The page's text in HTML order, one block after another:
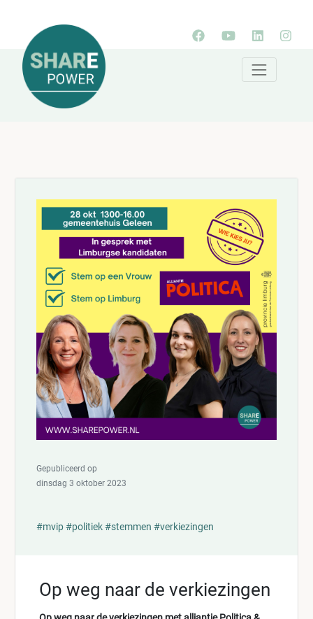
Gepubliceerd op
dinsdag 3 oktober 2023
#mvip#politiek#stemmen #verkiezingen
Op weg naar de verkiezingen